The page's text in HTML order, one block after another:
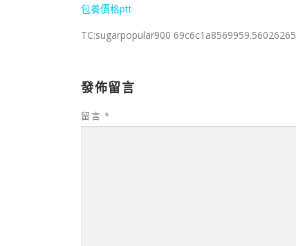
包養價格ptt
TC:sugarpopular900 69c6c1a8569959.56026265
發佈留言
留言 *